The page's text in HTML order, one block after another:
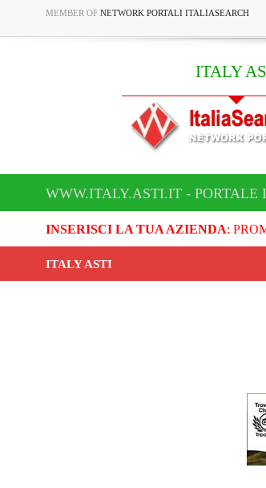
MEMBER OF NETWORK PORTALI ITALIASEARCH
ITALY
WWW.ITALY.ASTI.IT - PORTALE
INSERISCI LA TUA AZIENDA:
ITALY ASTI